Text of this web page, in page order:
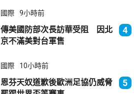
國際 9小時前
傳美國防部次長訪華受阻 因北
京不滿美對台軍售
4
國際 10小時前
恩芬天奴道歉後歐洲足協仍威脅
5